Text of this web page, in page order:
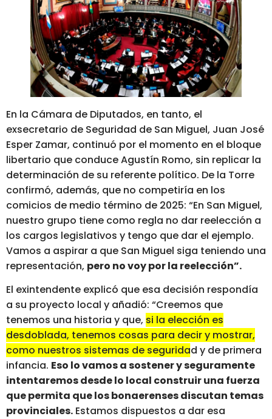
En la Cámara de Diputados, en tanto, el
exsecretario de Seguridad de San Miguel, Juan José
Esper Zamar, continuó por el momento en el bloque
libertario que conduce Agustín Romo, sin replicar la
determinación de su referente político. De la Torre
confirmó, además, que no competiría en los
comicios de medio término de 2025: “En San Miguel,
nuestro grupo tiene como regla no dar reelección a
los cargos legislativos y tengo que dar el ejemplo.
Vamos a aspirar a que San Miguel siga teniendo una
representación, pero no voy por la reelección”.
El exintendente explicó que esa decisión respondía
a su proyecto local y añadió: “Creemos que
tenemos una historia y que, si la elección es
desdoblada, tenemos cosas para decir y mostrar,
como nuestros sistemas de seguridad y de primera
infancia. Eso lo vamos a sostener y seguramente
intentaremos desde lo local construir una fuerza
que permita que los bonaerenses discutan temas
provinciales. Estamos dispuestos a dar esa